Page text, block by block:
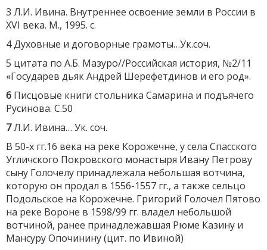
3 Л.И. Ивина. Внутреннее освоение земли в России в
XVI века. М., 1995. с.
4 Духовные и договорные грамоты…Ук.соч.
5 цитата по А.Б. Мазуро//Российская история, №2/11
«Государев дьяк Андрей Шерефетдинов и его род».
6 Писцовые книги стольника Самарина и подъячего
Русинова. С.50
7Л.И. Ивина… Ук. соч.
В 50-х гг.16 века на реке Корожечне, у села Спасского
Угличского Покровского монастыря Ивану Петрову
сыну Голочелу принадлежала небольшая вотчина,
которую он продал в 1556-1557 гг., а также сельцо
Подольское на Корожечне. Григорий Голочел Пятово
на реке Вороне в 1598/99 гг. владел небольшой
вотчиной, ранее принадлежавшая Рюме Казину и
Мансуру Опочинину (цит. по Ивиной)